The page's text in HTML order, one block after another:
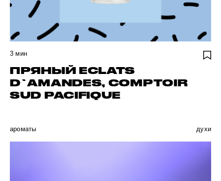
3 мин
ПРЯНЫЙ ECLATS
D`AMANDES, COMPTOIR
SUD PACIFIQUE
ароматы духи